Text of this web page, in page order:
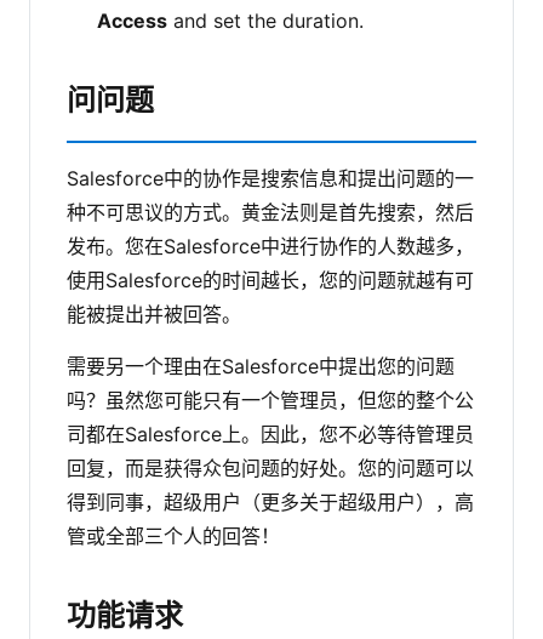
Access and set the duration.
问问题
Salesforce中的协作是搜索信息和提出问题的一
种不可思议的方式。黄金法则是首先搜索，然后
发布。您在Salesforce中进行协作的人数越多，
使用Salesforce的时间越长，您的问题就越有可
能被提出并被回答。
需要另一个理由在Salesforce中提出您的问题
吗？虽然您可能只有一个管理员，但您的整个公
司都在Salesforce上。因此，您不必等待管理员
回复，而是获得众包问题的好处。您的问题可以
得到同事，超级用户（更多关于超级用户），高
管或全部三个人的回答！
功能请求